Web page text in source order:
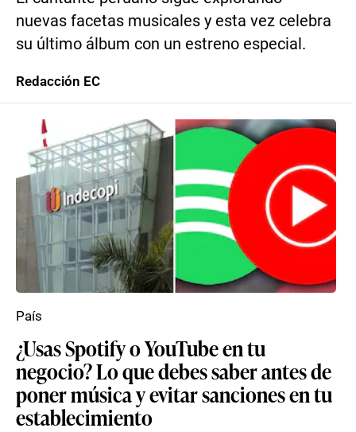
nuevas facetas musicales y esta vez celebra
su último álbum con un estreno especial.
Redacción EC
¿Usas Spotify o YouTube en tu
negocio? Lo que debes saber antes de
poner música y evitar sanciones en tu
establecimiento
País